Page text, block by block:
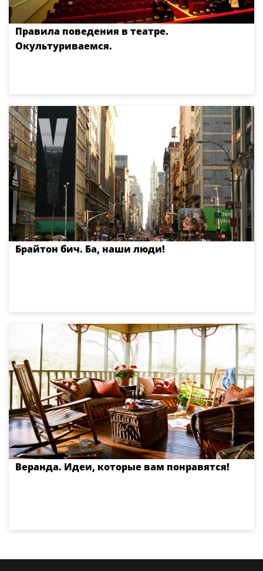
Правила поведения в театре.
Окультуриваемся.
Брайтон бич. Ба, наши люди!
Веранда. Идеи, которые вам понравятся!